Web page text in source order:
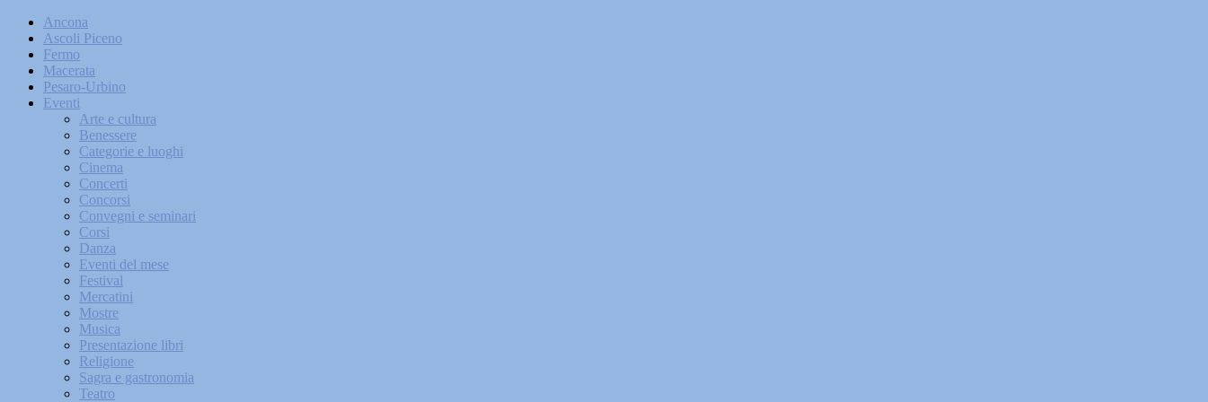
Ancona
Ascoli Piceno
Fermo
Macerata
Pesaro-Urbino
Eventi
Arte e cultura
Benessere
Categorie e luoghi
Cinema
Concerti
Concorsi
Convegni e seminari
Corsi
Danza
Eventi del mese
Festival
Mercatini
Mostre
Musica
Presentazione libri
Religione
Sagra e gastronomia
Teatro